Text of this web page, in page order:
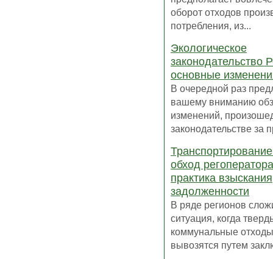
оборот отходов
потребления, из...
Экологическое
законодательство
основные
В очередной раз
вашему вниманию
изменений,
законодательстве за
обход
практика взыскания
задолженности
В ряде регионов
ситуация, когда
коммунальные
вывозятся путем